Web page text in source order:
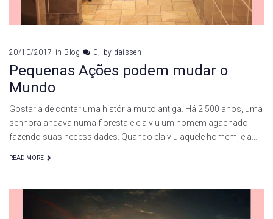
20/10/2017 in Blog 0 by daissen
Pequenas Ações podem mudar o
Mundo
Gostaria de contar uma história muito antiga. Há 2.500 anos, uma
senhora andava numa floresta e ela viu um homem agachado
fazendo suas necessidades. Quando ela viu aquele homem, ela…
READ MORE